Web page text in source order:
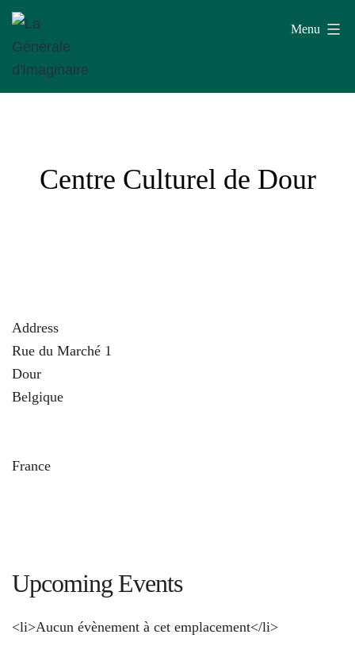
Aller
contenu
Menu
Centre Culturel de Dour
Address
Rue du Marché 1
Dour
Belgique
France
Upcoming Events
<li>Aucun évènement à cet emplacement</li>